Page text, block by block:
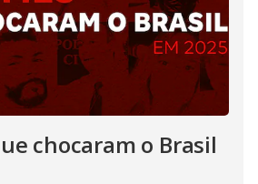
chocaram o Brasil